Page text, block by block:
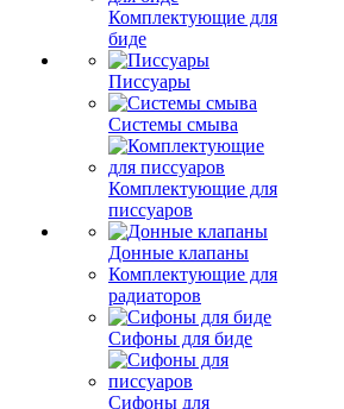
Комплектующие для
биде
Писсуары
Системы смыва
Комплектующие для
писсуаров
Донные клапаны
Комплектующие для
радиаторов
Сифоны для биде
Сифоны для